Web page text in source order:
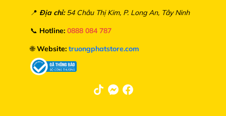
📍 Địa chỉ:54 Châu Thị Kim, P. Long An, Tây Ninh
📞 Hotline: 0888 084 787
🌐Website: truongphatstore.com